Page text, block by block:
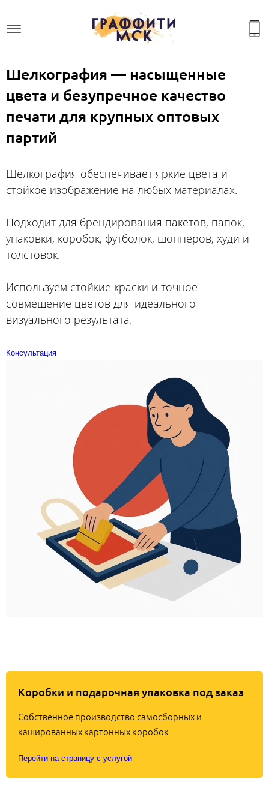
Шелкография — насыщенные
цвета и безупречное качество
печати для крупных оптовых
партий
Шелкография обеспечивает яркие цвета и
стойкое изображение на любых материалах.
Подходит для брендирования пакетов, папок,
упаковки, коробок, футболок, шопперов, худи и
толстовок.
Используем стойкие краски и точное
совмещение цветов для идеального
визуального результата.
Консультация
Коробки и подарочная упаковка под заказ
Собственное производство самосборных и
кашированных картонных коробок
Перейти на страницу с услугой